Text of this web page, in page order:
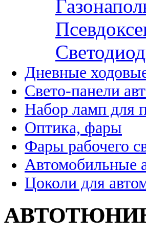
Дневные
Свето-панели
Набор ламп для
Оптика, фары
Фары рабочего
Автомобильные
Цоколи для